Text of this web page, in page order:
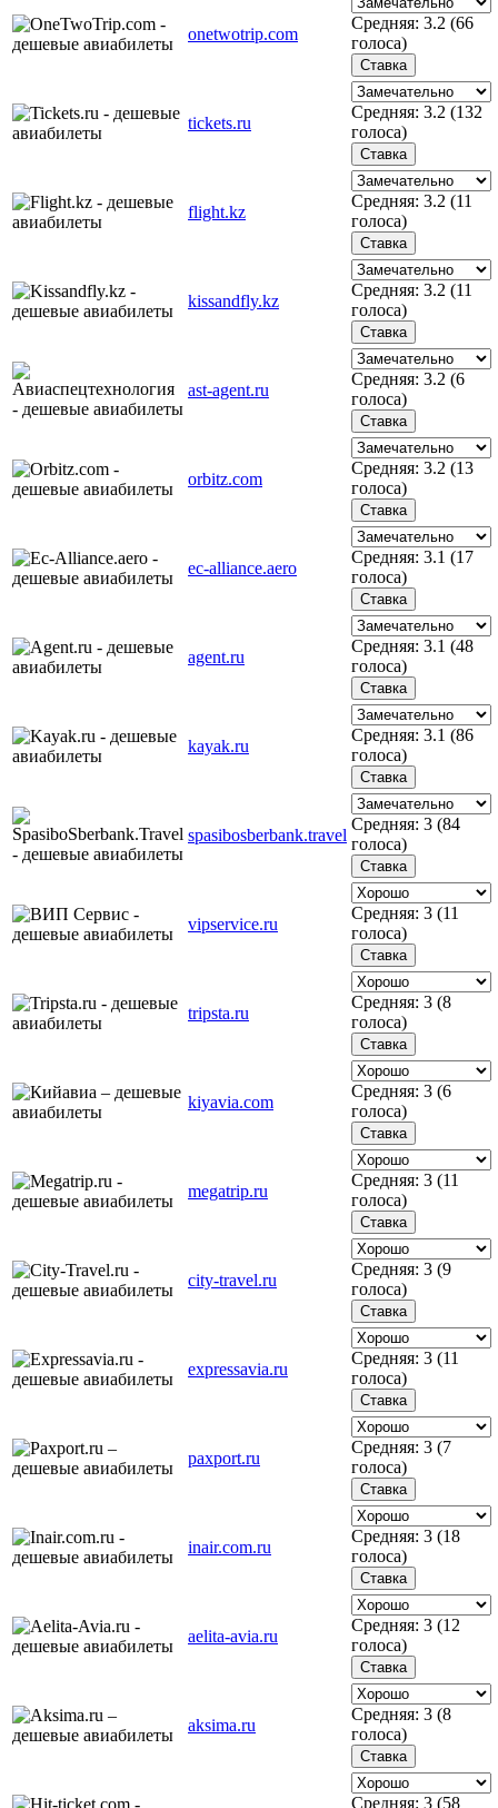
onetwotrip.com
Средняя: 3.2 (66
голоса)
tickets.ru
Средняя: 3.2 (132
голоса)
flight.kz
Средняя: 3.2 (11
голоса)
kissandfly.kz
Средняя: 3.2 (11
голоса)
ast-agent.ru
Средняя: 3.2 (6
голоса)
orbitz.com
Средняя: 3.2 (13
голоса)
ec-alliance.aero
Средняя: 3.1 (17
голоса)
agent.ru
Средняя: 3.1 (48
голоса)
kayak.ru
Средняя: 3.1 (86
голоса)
spasibosberbank.travel
Средняя: 3 (84
голоса)
vipservice.ru
Средняя: 3 (11
голоса)
tripsta.ru
Средняя: 3 (8
голоса)
kiyavia.com
Средняя: 3 (6
голоса)
megatrip.ru
Средняя: 3 (11
голоса)
city-travel.ru
Средняя: 3 (9
голоса)
expressavia.ru
Средняя: 3 (11
голоса)
paxport.ru
Средняя: 3 (7
голоса)
inair.com.ru
Средняя: 3 (18
голоса)
aelita-avia.ru
Средняя: 3 (12
голоса)
aksima.ru
Средняя: 3 (8
голоса)
Средняя: 3 (58